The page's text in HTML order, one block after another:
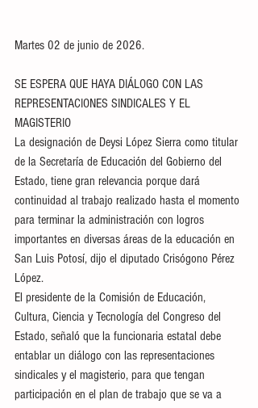
Martes 02 de junio de 2026.
SE ESPERA QUE HAYA DIÁLOGO CON LAS
REPRESENTACIONES SINDICALES Y EL
MAGISTERIO
La designación de Deysi López Sierra como titular
de la Secretaría de Educación del Gobierno del
Estado, tiene gran relevancia porque dará
continuidad al trabajo realizado hasta el momento
para terminar la administración con logros
importantes en diversas áreas de la educación en
San Luis Potosí, dijo el diputado Crisógono Pérez
López.
El presidente de la Comisión de Educación,
Cultura, Ciencia y Tecnología del Congreso del
Estado, señaló que la funcionaria estatal debe
entablar un diálogo con las representaciones
sindicales y el magisterio, para que tengan
participación en el plan de trabajo que se va a